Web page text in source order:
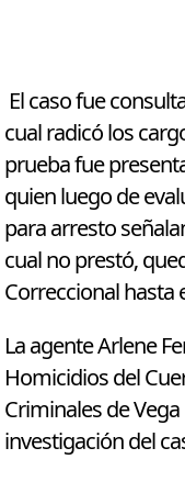
El caso fue
cual radicó los
prueba fue
quien luego de
para arresto
cual no prestó,
Correccional hasta
La agente Arlene
Homicidios del
Criminales de
investigación del